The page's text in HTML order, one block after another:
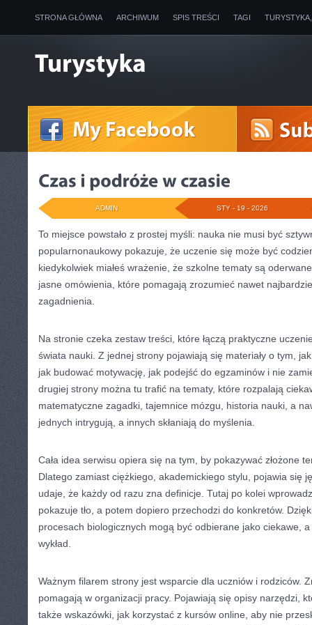
STRONA GŁÓWNA ARCHIWUM SPIS TREŚCI TAGI
STY - 19 - 2026
ADMIN
To miejsce powstało z prostej myśli: nauka nie musi być
popularnonaukowy pokazuje, że uczenie się może być
kiedykolwiek miałeś wrażenie, że szkolne tematy są
jasne omówienia, które pomagają zrozumieć nawet
zagadnienia.
Na stronie czeka zestaw treści, które łączą praktyczne
świata nauki. Z jednej strony pojawiają się materiały o tym,
jak budować motywację, jak podejść do egzaminów i nie
drugiej strony można tu trafić na tematy, które rozpalają
matematyczne zagadki, tajemnice mózgu, historia nauki, a
jednych intrygują, a innych skłaniają do myślenia.
Cała idea serwisu opiera się na tym, by pokazywać złożone
Dlatego zamiast ciężkiego, akademickiego stylu, pojawia się
udaje, że każdy od razu zna definicje. Tutaj po kolei
pokazuje tło, a potem dopiero przechodzi do konkretów.
procesach biologicznych mogą być odbierane jako ciekawe,
wykład.
Ważnym filarem strony jest wsparcie dla uczniów i rodziców.
pomagają w organizacji pracy. Pojawiają się opisy narzędzi,
także wskazówki, jak korzystać z kursów online, aby nie